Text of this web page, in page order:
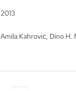
2013
Amila Kahrović, Dino H.